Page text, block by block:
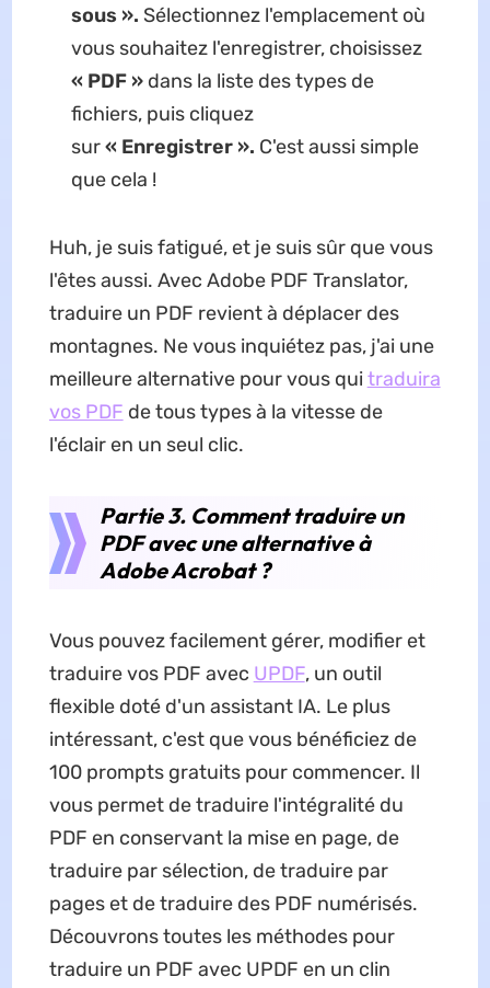
sous ». Sélectionnez l'emplacement où
vous souhaitez l'enregistrer, choisissez
« PDF » dans la liste des types de
fichiers, puis cliquez
sur« Enregistrer ». C'est aussi simple
que cela !
Huh, je suis fatigué, et je suis sûr que vous
l'êtes aussi. Avec Adobe PDF Translator,
traduire un PDF revient à déplacer des
montagnes. Ne vous inquiétez pas, j'ai une
meilleure alternative pour vous quitraduira
vos PDF de tous types à la vitesse de
l'éclair en un seul clic.
Partie 3. Comment traduire un
PDF avec une alternative à
Adobe Acrobat ?
Vous pouvez facilement gérer, modifier et
traduire vos PDF avec UPDF, un outil
flexible doté d'un assistant IA. Le plus
intéressant, c'est que vous bénéficiez de
100 prompts gratuits pour commencer. Il
vous permet de traduire l'intégralité du
PDF en conservant la mise en page, de
traduire par sélection, de traduire par
pages et de traduire des PDF numérisés.
Découvrons toutes les méthodes pour
traduire un PDF avec UPDF en un clin